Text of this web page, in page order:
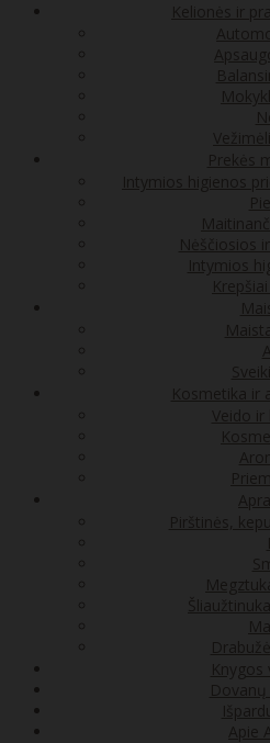
Kelionės ir
Prekės
Intymios higienos
Nėščiosios
Intymios
Kosmetika ir
Veido
Pirštinės,
Knygos
Apie